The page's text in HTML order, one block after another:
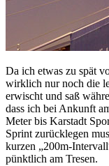
Da ich etwas zu spät
wirklich nur noch die
erwischt und saß
dass ich bei Ankunft
Meter bis Karstadt
Sprint zurücklegen
kurzen „200m-
pünktlich am Tresen.